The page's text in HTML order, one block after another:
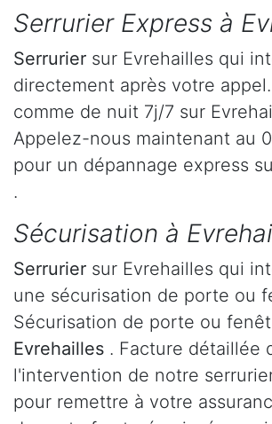
Serrurier Express à
Serrurier sur Evrehailles qui
directement après votre
comme de nuit 7j/7 sur
Appelez-nous maintenant au
pour un dépannage express
.
Sécurisation à
Serrurier sur Evrehailles qui
une sécurisation de porte ou
Sécurisation de porte ou
Evrehailles . Facture détaillée
l'intervention de notre
pour remettre à votre